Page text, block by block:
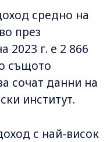
средно на
през
2023 г. е 2 866
същото
сочат данни на
институт.
с най-висок